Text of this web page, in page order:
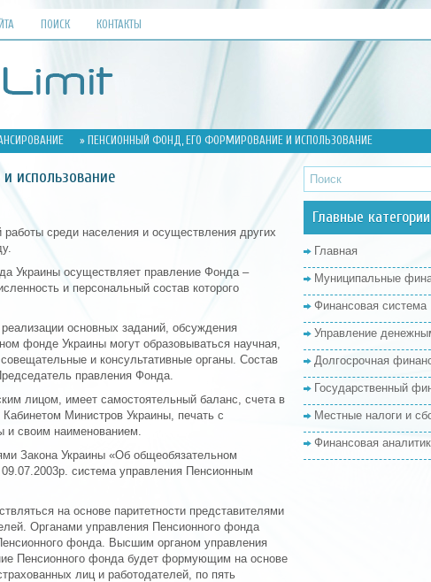
ПОИСК КОНТАКТЫ
» ПЕНСИОННЫЙ ФОНД, ЕГО ФОРМИРОВАНИЕ И ИСПОЛЬЗОВАНИЕ
использование
среди населения и осуществления других
Украины осуществляет правление Фонда –
и персональный состав которого
основных заданий, обсуждения
фонде Украины могут образовываться научная,
и консультативные органы. Состав
правления Фонда.
лицом, имеет самостоятельный баланс, счета в
Министров Украины, печать с
и своим наименованием.
Закона Украины «Об общеобязательном
система управления Пенсионным
на основе паритетности представителями
Органами управления Пенсионного фонда
фонда. Высшим органом управления
Пенсионного фонда будет формующим на основе
лиц и работодателей, по пять
Главные категории
Главная
Муниципальные
Финансовая система
Управление
Долгосрочная
Государственный
Местные налоги и
Финансовая